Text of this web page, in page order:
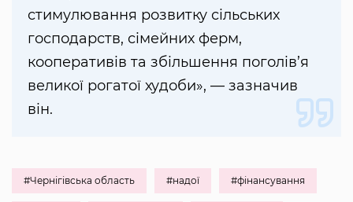
стимулювання розвитку сільських
господарств, сімейних ферм,
кооперативів та збільшення поголів’я
великої рогатої худоби», — зазначив
він.
#Чернігівська область #надої #фінансування